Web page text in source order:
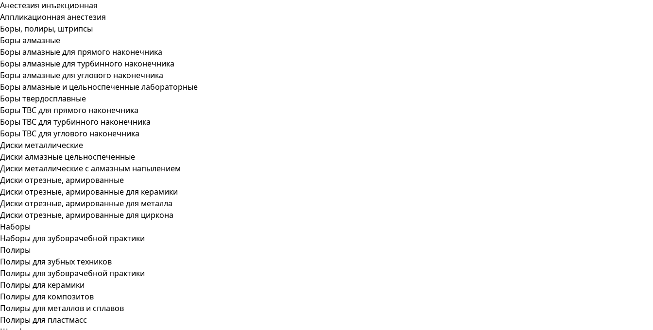
Анестезия инъекционная
Аппликационная анестезия
Боры, полиры, штрипсы
Боры алмазные
Боры алмазные для прямого наконечника
Боры алмазные для турбинного наконечника
Боры алмазные для углового наконечника
Боры алмазные и цельноспеченные лабораторные
Боры твердосплавные
Боры ТВС для прямого наконечника
Боры ТВС для турбинного наконечника
Боры ТВС для углового наконечника
Диски металлические
Диски алмазные цельноспеченные
Диски металлические с алмазным напылением
Диски отрезные, армированные
Диски отрезные, армированные для керамики
Диски отрезные, армированные для металла
Диски отрезные, армированные для циркона
Наборы
Наборы для зубоврачебной практики
Полиры
Полиры для зубных техников
Полиры для зубоврачебной практики
Полиры для керамики
Полиры для композитов
Полиры для металлов и сплавов
Полиры для пластмасс